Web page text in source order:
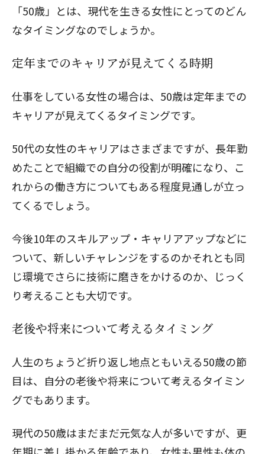
「50歳」とは、現代を生きる女性にとってのどん
なタイミングなのでしょうか。
定年までのキャリアが見えてくる時期
仕事をしている女性の場合は、50歳は定年までの
キャリアが見えてくるタイミングです。
50代の女性のキャリアはさまざまですが、長年勤
めたことで組織での自分の役割が明確になり、こ
れからの働き方についてもある程度見通しが立っ
てくるでしょう。
今後10年のスキルアップ・キャリアアップなどに
ついて、新しいチャレンジをするのかそれとも同
じ環境でさらに技術に磨きをかけるのか、じっく
り考えることも大切です。
老後や将来について考えるタイミング
人生のちょうど折り返し地点ともいえる50歳の節
目は、自分の老後や将来について考えるタイミン
グでもあります。
現代の50歳はまだまだ元気な人が多いですが、 更